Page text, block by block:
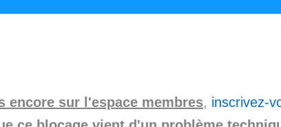
encore sur l'espace membres, inscrivez-